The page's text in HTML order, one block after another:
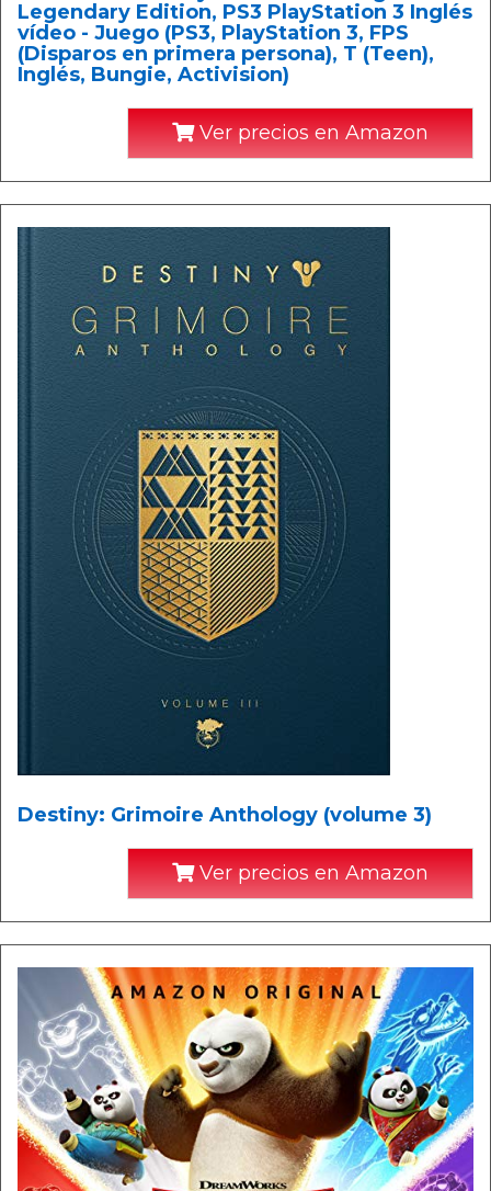
Legendary Edition, PS3 PlayStation 3 Inglés
vídeo - Juego (PS3, PlayStation 3, FPS
(Disparos en primera persona), T (Teen),
Inglés, Bungie, Activision)
Ver precios en Amazon
Destiny: Grimoire Anthology (volume 3)
Ver precios en Amazon